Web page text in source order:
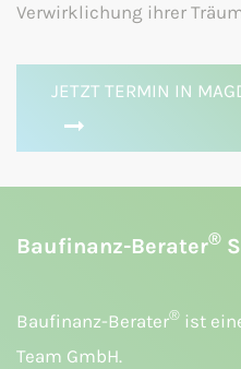
Verwirklichung ihrer
JETZT TERMIN IN
Baufinanz-Berater®
Baufinanz-Berater® ist
Team GmbH.